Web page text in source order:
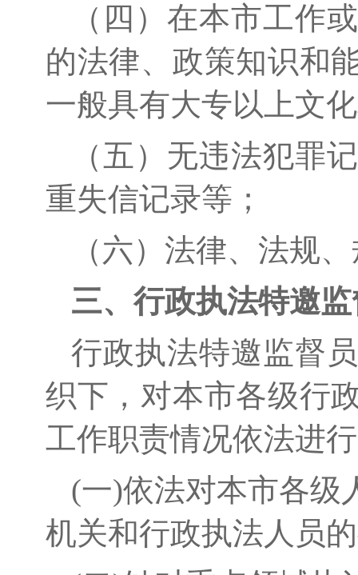
（四） 在本市工作
的法律、政策知识和
一般具有大专以上文
（五） 无违法犯罪
重失信记录等；
（六） 法律、法规
三、行政执法特邀
行政执法特邀监督
织下，对本市各级行
工作职责情况依法进
(一)依法对本市各级
机关和行政执法人员